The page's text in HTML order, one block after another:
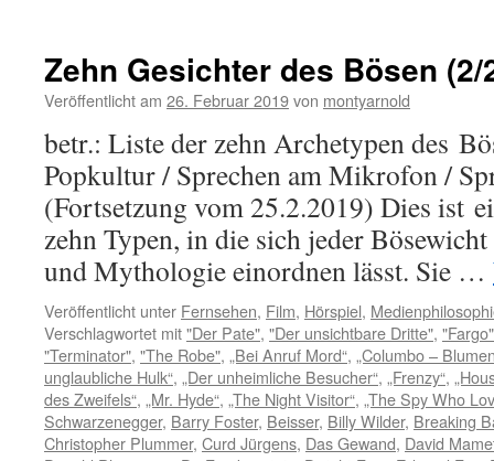
Zehn Gesichter des Bösen (2/
Veröffentlicht am 26. Februar 2019von montyarnold
betr.: Liste der zehn Archetypen des
Popkultur / Sprechen am Mikrofon /
(Fortsetzung vom 25.2.2019) Dies ist
zehn Typen, in die sich jeder
und Mythologie einordnen lässt. Sie …
Veröffentlicht unter Fernsehen, Film, Hörspiel,
Verschlagwortet mit"Der Pate", "Der unsichtbare Dritte", "Fargo"
"Terminator", "The Robe", „Bei Anruf Mord“, „Columbo –
unglaubliche Hulk“, „Der unheimliche Besucher“, „Frenzy“,
des Zweifels“, „Mr. Hyde“, „The Night Visitor“, „The Spy Who
Schwarzenegger, Barry Foster, Beisser, Billy Wilder, Breaking
Christopher Plummer, Curd Jürgens, Das Gewand, David